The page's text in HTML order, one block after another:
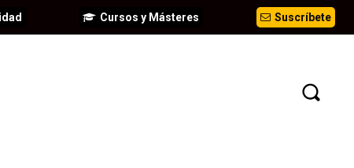
Suscríbete
Cursos y Másteres